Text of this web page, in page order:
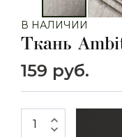
В НАЛИЧИИ
Ткань
159 руб.
expand_less
expand_more